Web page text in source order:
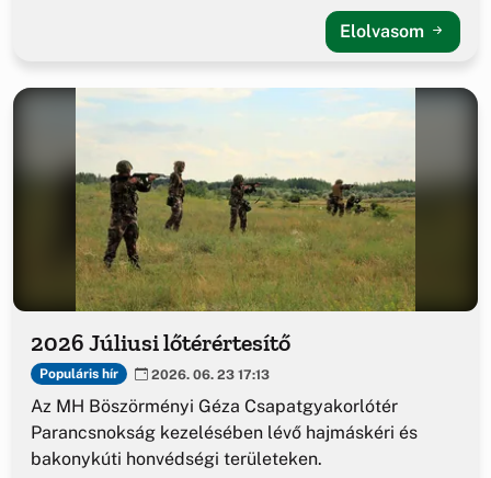
Elolvasom
2026 Júliusi lőtérértesítő
Populáris hír 2026. 06. 23 17:13
Az MH Böszörményi Géza Csapatgyakorlótér
Parancsnokság kezelésében lévő hajmáskéri és
bakonykúti honvédségi területeken.